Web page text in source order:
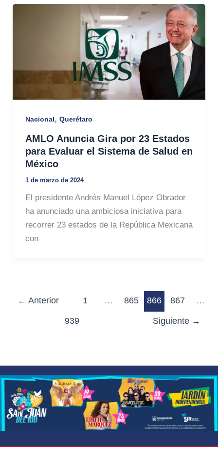
Nacional, Querétaro
AMLO Anuncia Gira por 23 Estados
para Evaluar el Sistema de Salud en
México
1 de marzo de 2024
El presidente Andrés Manuel López Obrador
ha anunciado una ambiciosa iniciativa para
recorrer 23 estados de la República Mexicana
con
← Anterior 1 … 865 866 867 …
939 Siguiente →